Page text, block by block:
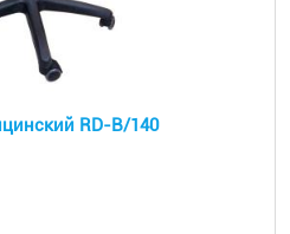
RD-B/140